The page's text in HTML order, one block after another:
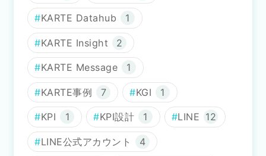
KARTE Datahub 1
KARTE Insight 2
KARTE Message 1
KARTE事例 7 KGI 1
KPI 1 KPI設計 1 LINE 12
LINE公式アカウント 4